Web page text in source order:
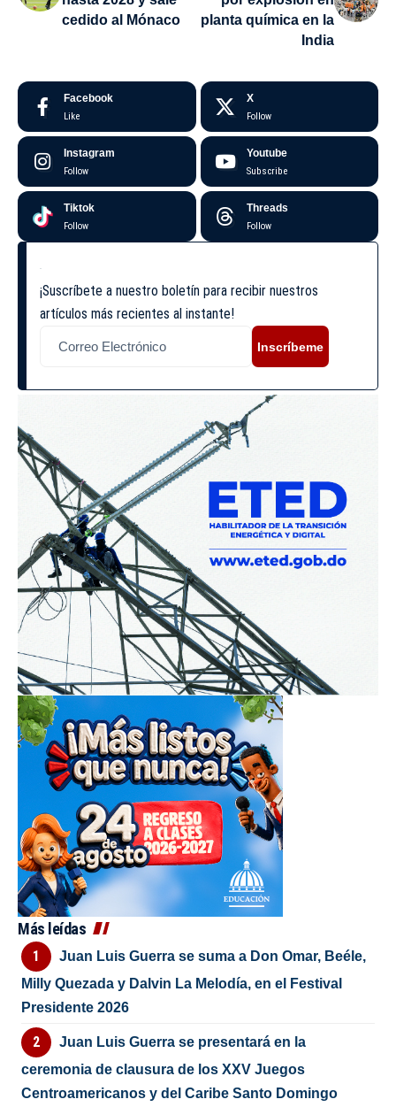
cedido al Mónaco
planta química en la
India
Facebook
Like
X
Follow
Instagram
Follow
Youtube
Subscribe
Tiktok
Follow
Threads
Follow
¡Suscríbete a nuestro boletín para recibir nuestros
artículos más recientes al instante!
Inscríbeme
Más leídas
Juan Luis Guerra se suma a Don Omar, Beéle,
Milly Quezada y Dalvin La Melodía, en el Festival
Presidente 2026
Juan Luis Guerra se presentará en la
ceremonia de clausura de los XXV Juegos
Centroamericanos y del Caribe Santo Domingo